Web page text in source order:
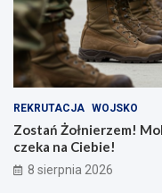
REKRUTACJA WOJSKO
Zostań Żołnierzem!
czeka na Ciebie!
8 sierpnia 2026